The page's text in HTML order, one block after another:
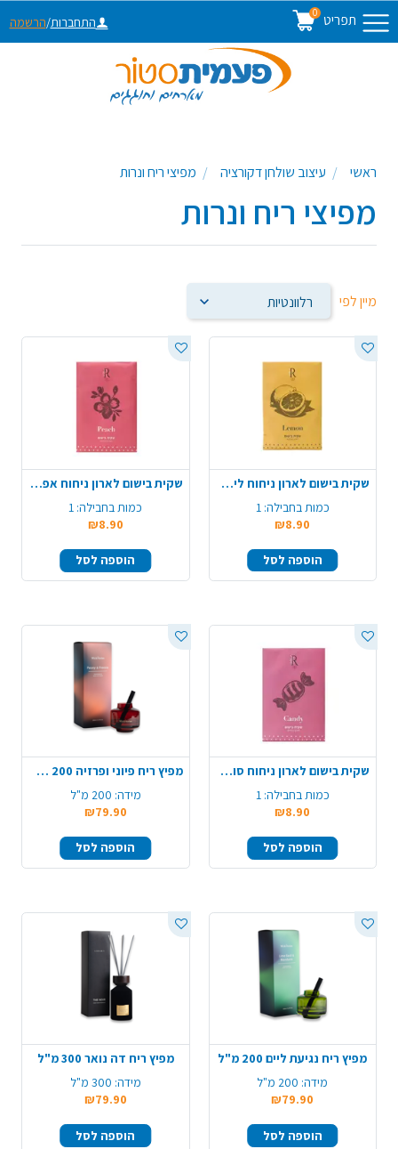
תפריט 0
התחברות/הרשמה
ראשי עיצוב שולחן דקורציה מפיצי ריח ונרות
מפיצי ריח ונרות
מיין לפי
שקית בישום לארון ניחוח לימוני - צהוב
כמות בחבילה: 1
₪8.90
הוספה לסל
שקית בישום לארון ניחוח אפרסק - ורוד
כמות בחבילה: 1
₪8.90
הוספה לסל
שקית בישום לארון ניחוח סוכרייה - ורוד
כמות בחבילה: 1
₪8.90
הוספה לסל
מפיץ ריח פיוני ופרזיה 200 מ"ל
מידה: 200 מ"ל
₪79.90
הוספה לסל
מפיץ ריח נגיעת ליים 200 מ"ל
מידה: 200 מ"ל
₪79.90
הוספה לסל
מפיץ ריח דה נואר 300 מ"ל
מידה: 300 מ"ל
₪79.90
הוספה לסל